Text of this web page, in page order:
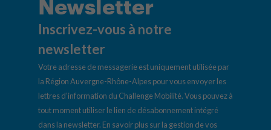
Newsletter
Inscrivez-vous à notre
newsletter
Votre adresse de messagerie est uniquement utilisée par
la Région Auvergne-Rhône-Alpes pour vous envoyer les
lettres d’information du Challenge Mobilité. Vous pouvez à
tout moment utiliser le lien de désabonnement intégré
dans la newsletter. En savoir plus sur la gestion de vos